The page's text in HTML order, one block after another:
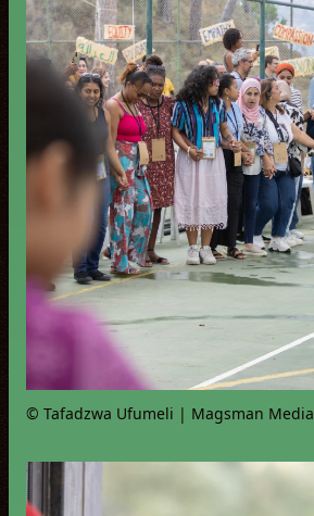
© Tafadzwa Ufumeli | Magsman Media